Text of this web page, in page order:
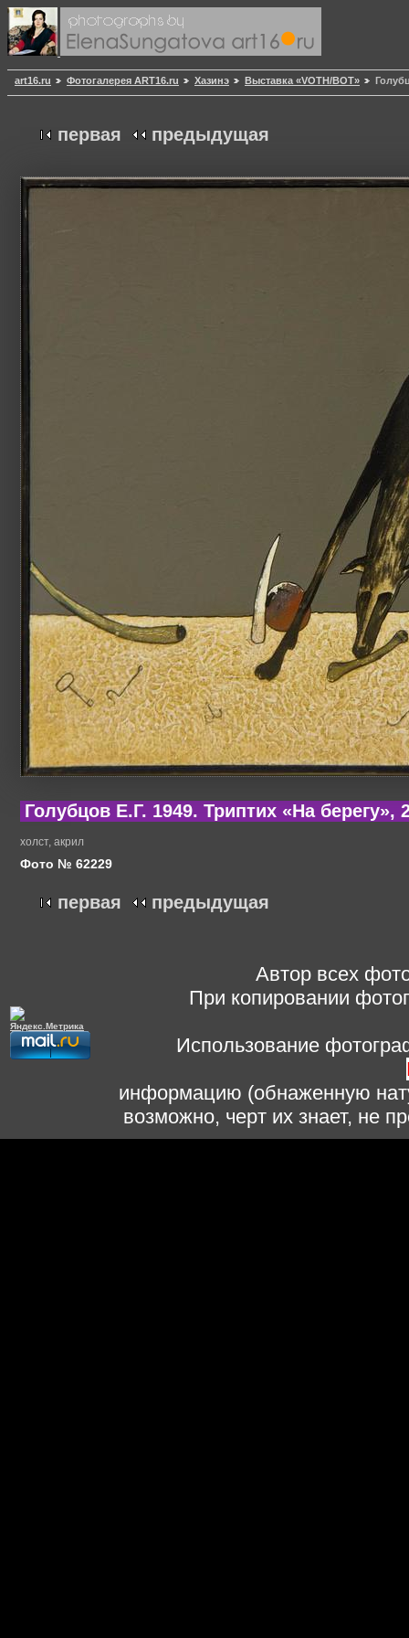
art16.ru Фотогалерея ART16.ru Хазинэ Выставка «VOTH/ВОТ»
первая предыдущая
Голубцов Е.Г. 1949. Триптих «На берегу»,
холст, акрил
Фото № 62229
первая предыдущая
Автор всех
При копировании
Использование
информацию (обнаженную
возможно, черт их знает, не